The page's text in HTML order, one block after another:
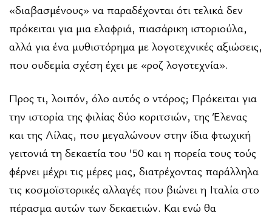
«διαβασμένους» να παραδέχονται ότι τελικά δεν
πρόκειται για μια ελαφριά, πιασάρικη ιστοριούλα,
αλλά για ένα μυθιστόρημα με λογοτεχνικές αξιώσεις,
που ουδεμία σχέση έχει με «ροζ λογοτεχνία».
Προς τι, λοιπόν, όλο αυτός ο ντόρος; Πρόκειται για
την ιστορία της φιλίας δύο κοριτσιών, της Έλενας
και της Λίλας, που μεγαλώνουν στην ίδια φτωχική
γειτονιά τη δεκαετία του ’50 και η πορεία τους τούς
φέρνει μέχρι τις μέρες μας, διατρέχοντας παράλληλα
τις κοσμοϊστορικές αλλαγές που βιώνει η Ιταλία στο
πέρασμα αυτών των δεκαετιών. Και ενώ θα